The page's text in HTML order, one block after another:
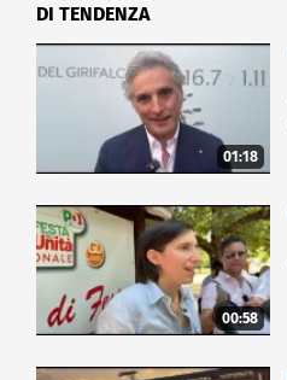
DI TENDENZA
01:18
00:58